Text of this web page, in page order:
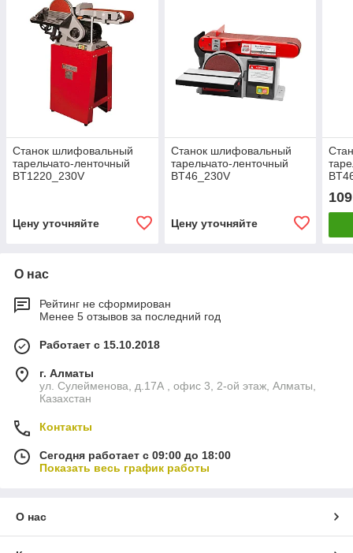
Станок шлифовальный
тарельчато-ленточный
BT1220_230V
Цену уточняйте
Станок шлифовальный
тарельчато-ленточный
BT46_230V
Цену уточняйте
О нас
Рейтинг не сформирован
Менее 5 отзывов за последний год
Работает с 15.10.2018
г. Алматы
ул. Сулейменова, д.17А , офис 3, 2-ой этаж, Алматы,
Казахстан
Контакты
Сегодня работает с 09:00 до 18:00
Показать весь график работы
О нас